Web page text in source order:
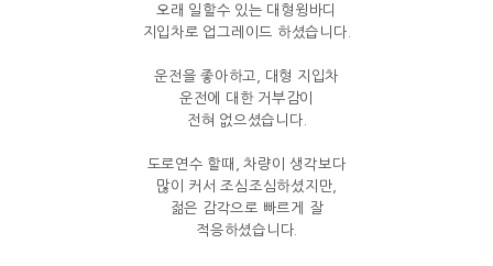
오래 일할수 있는 대형윙바디
지입차로 업그레이드 하셨습니다.
운전을 좋아하고, 대형 지입차
운전에 대한 거부감이
전혀 없으셨습니다.
도로연수 할때, 차량이 생각보다
많이 커서 조심조심하셨지만,
젊은 감각으로 빠르게 잘
적응하셨습니다.